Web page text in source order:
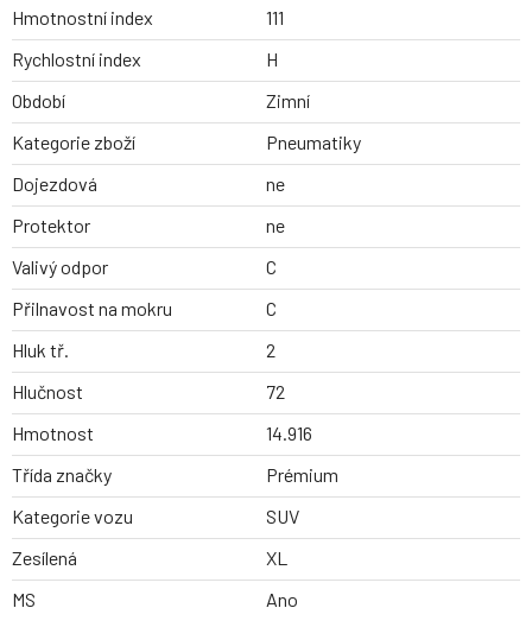
Hmotnostní index
111
Rychlostní index
H
Období
Zimní
Kategorie zboží
Pneumatiky
Dojezdová
ne
Protektor
ne
Valivý odpor
C
Přilnavost na mokru
C
Hluk tř.
2
Hlučnost
72
Hmotnost
14.916
Třída značky
Prémium
Kategorie vozu
SUV
Zesílená
XL
MS
Ano